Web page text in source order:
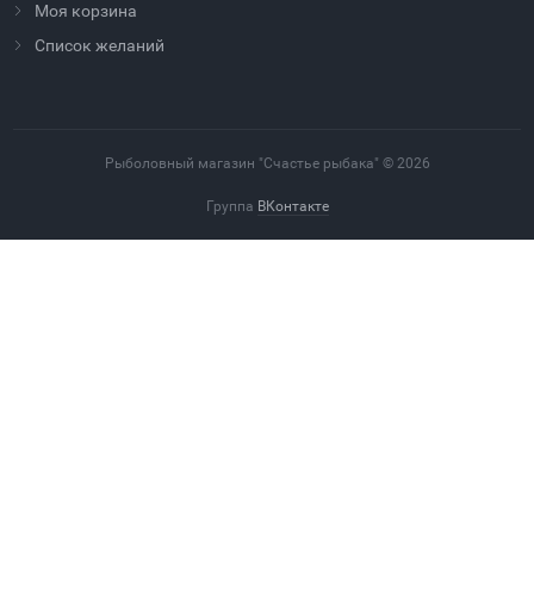
Моя корзина
Cписок желаний
Рыболовный магазин "Счастье рыбака" © 2026
Группа ВКонтакте